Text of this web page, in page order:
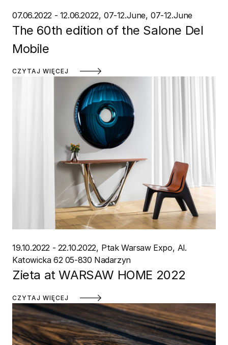
07.06.2022 - 12.06.2022 07-12.June 07-12.June
The 60th edition of the Salone Del
Mobile
CZYTAJ WIĘCEJ
19.10.2022 - 22.10.2022 Ptak Warsaw Expo Al.
Katowicka 62 05-830 Nadarzyn
Zieta at WARSAW HOME 2022
CZYTAJ WIĘCEJ